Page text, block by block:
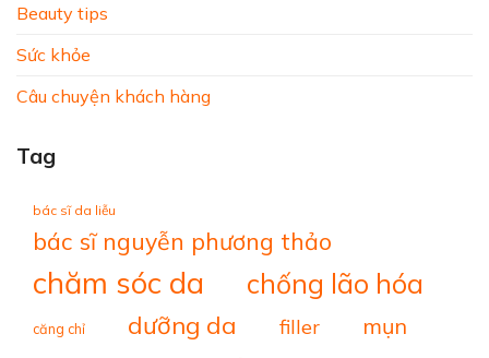
Beauty tips
Sức khỏe
Câu chuyện khách hàng
Tag
bác sĩ da liễu
bác sĩ nguyễn phương thảo
chăm sóc da chống lão hóa
căng chỉ dưỡng da filler mụn